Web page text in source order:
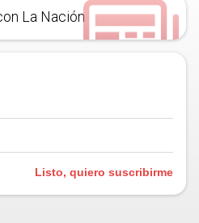
La Nación
Listo, quiero suscribirme